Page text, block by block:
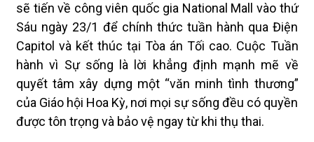
sẽ tiến về công viên quốc gia National Mall vào thứ
Sáu ngày 23/1 để chính thức tuần hành qua Điện
Capitol và kết thúc tại Tòa án Tối cao. Cuộc Tuần
hành vì Sự sống là lời khẳng định mạnh mẽ về
quyết tâm xây dựng một “văn minh tình thương”
của Giáo hội Hoa Kỳ, nơi mọi sự sống đều có quyền
được tôn trọng và bảo vệ ngay từ khi thụ thai.